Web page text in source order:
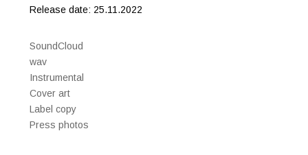
Release date: 25.11.2022
SoundCloud
wav
Instrumental
Cover art
Label copy
Press photos